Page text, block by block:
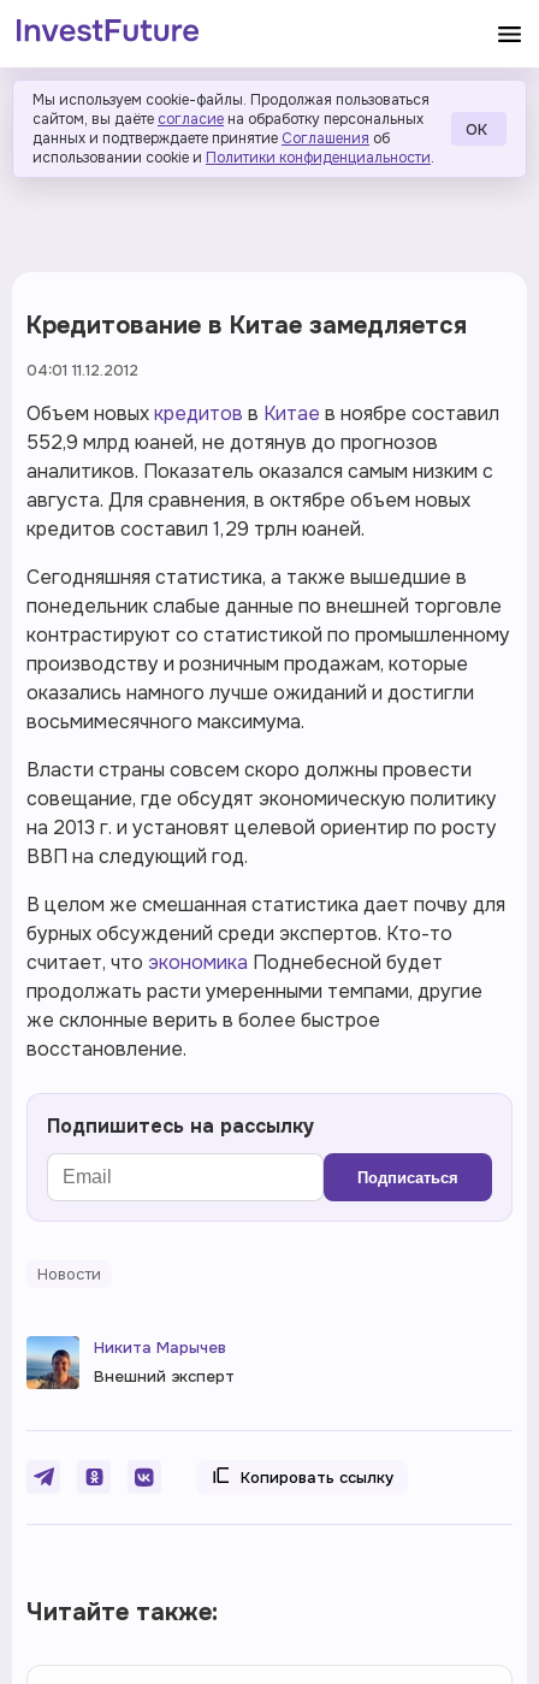
Мы используем cookie-файлы. Продолжая пользоваться
сайтом, вы даёте согласие на обработку персональных
данных и подтверждаете принятие Соглашения об
использовании cookie и Политики конфиденциальности.
ОК
Кредитование в Китае замедляется
04:01 11.12.2012
Объем новыхкредитов в Китае в ноябре составил
552,9 млрд юаней, не дотянув до прогнозов
аналитиков. Показатель оказался самым низким с
августа. Для сравнения, в октябре объем новых
кредитов составил 1,29 трлн юаней.
Сегодняшняя статистика, а также вышедшие в
понедельник слабые данные по внешней торговле
контрастируют со статистикой по промышленному
производству и розничным продажам, которые
оказались намного лучше ожиданий и достигли
восьмимесячного максимума.
Власти страны совсем скоро должны провести
совещание, где обсудят экономическую политику
на 2013 г. и установят целевой ориентир по росту
ВВП на следующий год.
В целом же смешанная статистика дает почву для
бурных обсуждений среди экспертов. Кто-то
считает, что экономика Поднебесной будет
продолжать расти умеренными темпами, другие
же склонные верить в более быстрое
восстановление.
Подпишитесь на рассылку
Подписаться
Новости
Никита Марычев
Внешний эксперт
Копировать ссылку
Читайте также: